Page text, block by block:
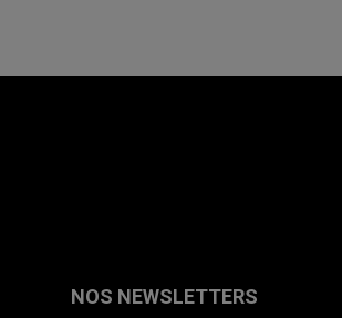
NOS NEWSLETTERS